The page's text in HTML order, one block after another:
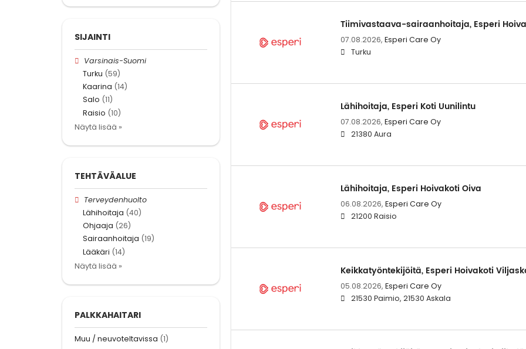
Tiimivastaava-sairaanhoitaja, Esperi
07.08.2026, Esperi Care Oy
Turku
Lähihoitaja, Esperi Koti Uunilintu
07.08.2026, Esperi Care Oy
21380 Aura
Lähihoitaja, Esperi Hoivakoti Oiva
06.08.2026, Esperi Care Oy
21200 Raisio
Keikkatyöntekijöitä, Esperi Hoivakoti
05.08.2026, Esperi Care Oy
21530 Paimio, 21530 Askala
SIJAINTI
Varsinais-Suomi
Turku (59)
Kaarina (14)
Salo (11)
Raisio (10)
Näytä lisää »
TEHTÄVÄALUE
Terveydenhuolto
Lähihoitaja (40)
Ohjaaja (26)
Sairaanhoitaja (19)
Lääkäri (14)
Näytä lisää »
PALKKAHAITARI
Muu / neuvoteltavissa (1)